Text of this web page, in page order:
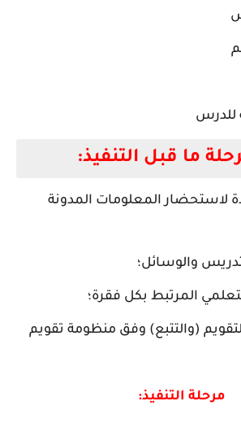
للدرس
ما قبل التنفيذ:
لاستحضار المعلومات المدونة
والوسائل؛
المرتبط بكل فقرة؛
(والتتبع) وفق منظومة تقويم
مرحلة التنفيذ: